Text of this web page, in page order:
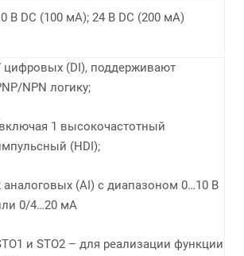
В DC (100 мА); 24 В DC (200 мА)
цифровых (DI), поддерживают
NPN логику;
1 высокочастотный
(HDI);
аналоговых (AI) с диапазоном 0…10 В
0/4…20 мА
и STO2 – для реализации функции